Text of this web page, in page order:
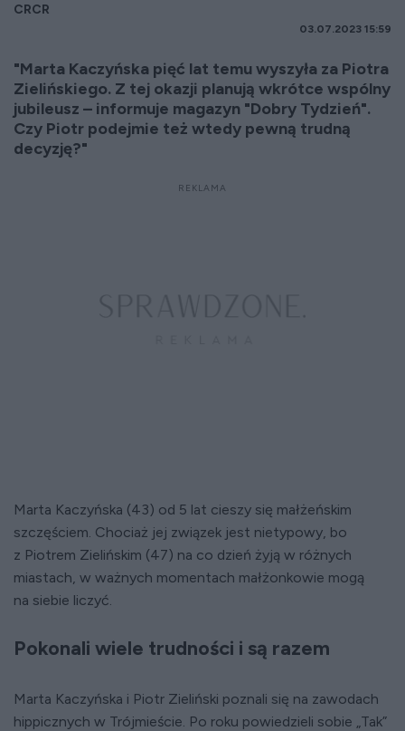
CRCR
03.07.2023 15:59
"Marta Kaczyńska pięć lat temu wyszyła za Piotra
Zielińskiego. Z tej okazji planują wkrótce wspólny
jubileusz – informuje magazyn "Dobry Tydzień".
Czy Piotr podejmie też wtedy pewną trudną
decyzję?"
Marta Kaczyńska (43) od 5 lat cieszy się małżeńskim
szczęściem. Chociaż jej związek jest nietypowy, bo
z Piotrem Zielińskim (47) na co dzień żyją w różnych
miastach, w ważnych momentach małżonkowie mogą
na siebie liczyć.
Pokonali wiele trudności i są razem
Marta Kaczyńska i Piotr Zieliński poznali się na zawodach
hippicznych w Trójmieście. Po roku powiedzieli sobie „Tak”